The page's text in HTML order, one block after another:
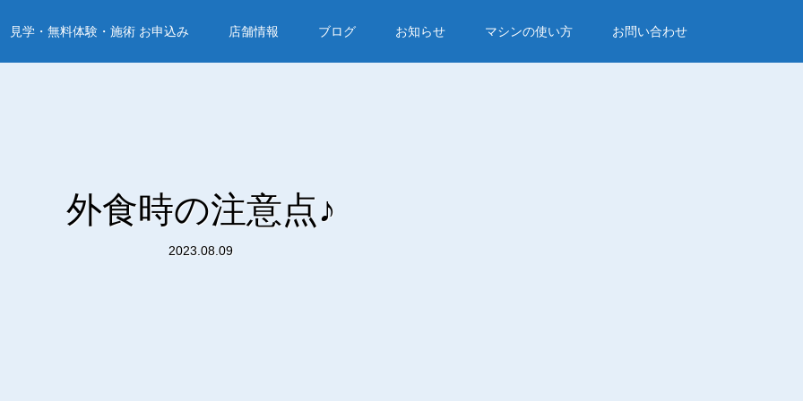
見学・無料体験・施術 お申込み 店舗情報 ブログ お知らせ マシンの使い方 お問い合わせ
外食時の注意点♪
2023.08.09